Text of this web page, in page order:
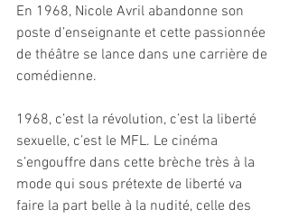
En 1968, Nicole Avril abandonne son
poste d’enseignante et cette passionnée
de théâtre se lance dans une carrière de
comédienne.
1968, c’est la révolution, c’est la liberté
sexuelle, c’est le MFL. Le cinéma
s’engouffre dans cette brèche très à la
mode qui sous prétexte de liberté va
faire la part belle à la nudité, celle des